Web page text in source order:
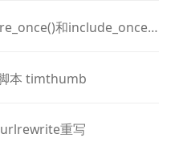
require(),include(),require_once()和include_once()区别
本 timthumb
重写